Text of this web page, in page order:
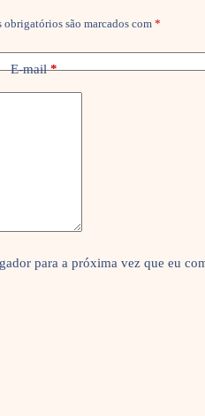
obrigatórios são marcados com *
E-mail*
para a próxima vez que eu